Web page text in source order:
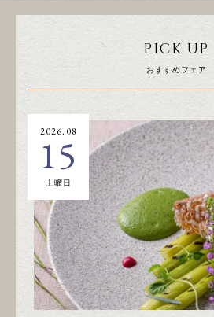
PICK UP
おすすめフェア
2026.08
15
土曜日